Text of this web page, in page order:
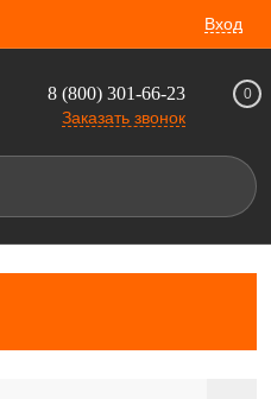
Вход
8 (800) 301-66-23
Заказать звонок
0